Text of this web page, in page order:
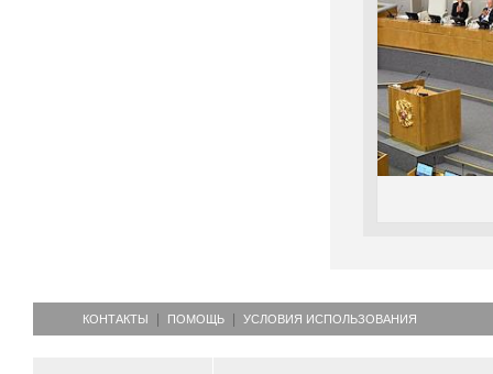
КОНТАКТЫ ПОМОЩЬ УСЛОВИЯ ИСПОЛЬЗОВАНИЯ